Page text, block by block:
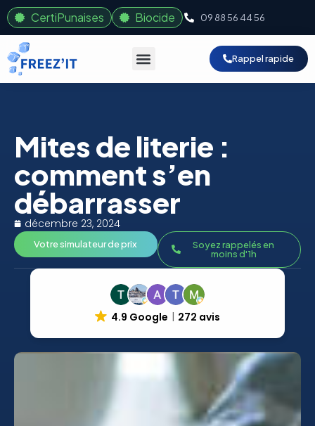
CertiPunaises Biocide 09 88 56 44 56
Rappel rapide
Mites de literie :
comment s’en
débarrasser
décembre 23, 2024
Votre simulateur de prix
Soyez rappelés en
moins d'1h
4.9 Google 272 avis